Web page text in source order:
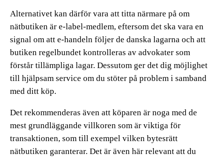
Alternativet kan därför vara att titta närmare på om
nätbutiken är e-label-medlem, eftersom det ska vara en
signal om att e-handeln följer de danska lagarna och att
butiken regelbundet kontrolleras av advokater som
förstår tillämpliga lagar. Dessutom ger det dig möjlighet
till hjälpsam service om du stöter på problem i samband
med ditt köp.
Det rekommenderas även att köparen är noga med de
mest grundläggande villkoren som är viktiga för
transaktionen, som till exempel vilken bytesrätt
nätbutiken garanterar. Det är även här relevant att du